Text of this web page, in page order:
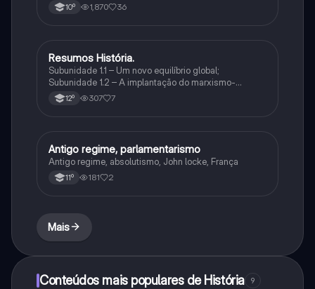
10º 1,870 36
História
Resumos História.
Subunidade 1.1 – Um novo equilíbrio global;
Subunidade 1.2 – A implantação do marxismo-
leninismo na Rússia: a construção do modelo
soviético; Subunidade 1.3 – Mutações nos
12º 307 7
História
Antigo regime, parlamentarismo
Antigo regime, absolutismo, John locke, França
11º 181 2
Mais
Conteúdos mais populares de História 9